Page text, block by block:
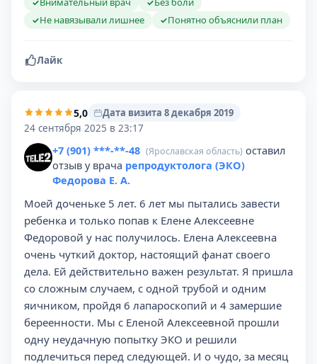
✓Не навязывали лишнее ✓Понятно объяснили план
Лайк
5,0
Дата визита 8 декабря 2019
24 сентября 2025 в 23:17
+7 (901) ***-**-48 (Ярославская область) оставил
отзыв у врача репродуктолога (ЭКО)
Федорова Е. А.
Моей доченьке 5 лет. 6 лет мы пытались завести
ребенка и только попав к Елене Алексеевне
Федоровой у нас получилось. Елена Алексеевна
очень чуткий доктор, настоящий фанат своего
дела. Ей действительно важен результат. Я пришла
со сложным случаем, с одной трубой и одним
яичником, пройдя 6 лапароскопий и 4 замершие
береенности. Мы с Еленой Алексеевной прошли
одну неудачную попытку ЭКО и решили
подлечиться перед следующей. И о чудо, за месяц